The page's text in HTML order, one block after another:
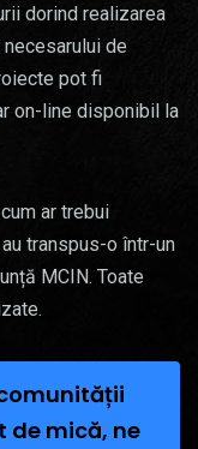
dorind realizarea
de
pot fi
on-line disponibil la
ar trebui
transpus-o într-un
MCIN. Toate
de mică, ne